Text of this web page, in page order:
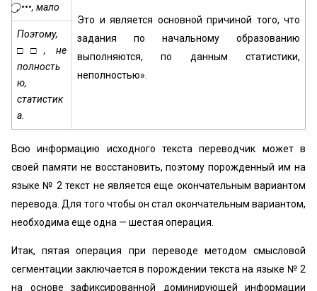
Это и является основной причиной того, что
задания по начальному образованию
выполняются, по данным статистики,
неполностью».
⃝, •••, мало
Поэтому,
□□, не
полность
ю,
статистик
а.
Всю информацию исходного текста переводчик может в
своей памяти не восстановить, поэтому порожденный им на
языке № 2 текст не является еще окончательным вариантом
перевода. Для того чтобы он стал окончательным вариантом,
необходима еще одна — шестая операция.
Итак, пятая операция при переводе методом смысловой
сегментации заключается в порождении текста на языке № 2
на основе зафиксированной доминирующей информации